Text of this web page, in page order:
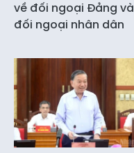
về đối ngoại Đảng và
đối ngoại nhân dân